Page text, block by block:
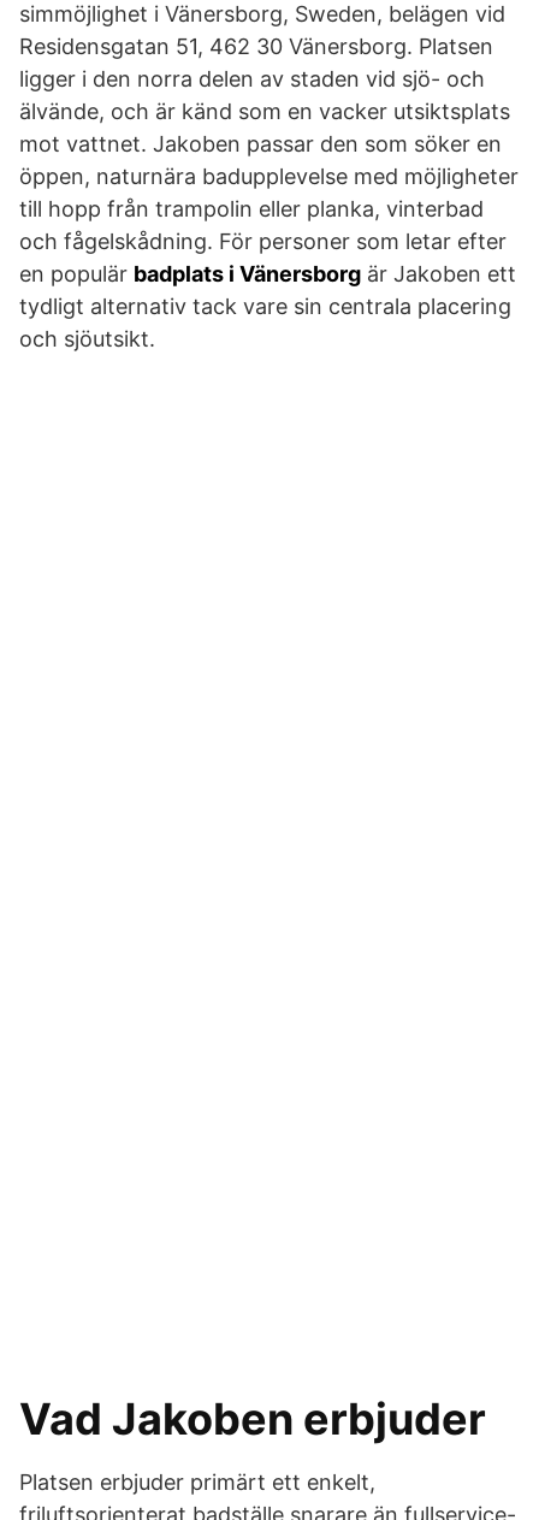
simmöjlighet i Vänersborg, Sweden, belägen vid
Residensgatan 51, 462 30 Vänersborg. Platsen
ligger i den norra delen av staden vid sjö- och
älvände, och är känd som en vacker utsiktsplats
mot vattnet. Jakoben passar den som söker en
öppen, naturnära badupplevelse med möjligheter
till hopp från trampolin eller planka, vinterbad
och fågelskådning. För personer som letar efter
en populär badplats i Vänersborg är Jakoben ett
tydligt alternativ tack vare sin centrala placering
och sjöutsikt.
Vad Jakoben erbjuder
Platsen erbjuder primärt ett enkelt,
friluftsorienterat badställe snarare än fullservice-